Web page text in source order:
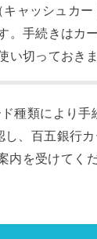
キャッシュカ
。手続きはカ
い切っておき
種類により
し、百五銀行
内を受けてく